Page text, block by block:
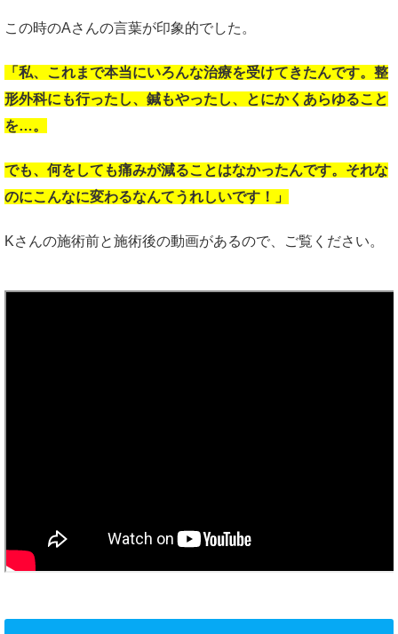
この時のAさんの言葉が印象的でした。
「私、これまで本当にいろんな治療を受けてきたんです。整
形外科にも行ったし、鍼もやったし、とにかくあらゆること
を…。
でも、何をしても痛みが減ることはなかったんです。それな
のにこんなに変わるなんてうれしいです！」
Kさんの施術前と施術後の動画があるので、ご覧ください。